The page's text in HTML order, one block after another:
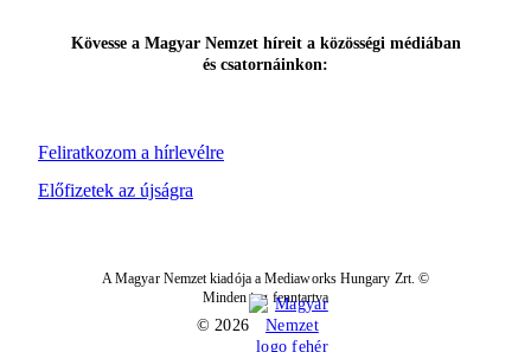
Feliratkozom a hírlevélre
Kövesse a Magyar Nemzet híreit a közösségi médiában
és csatornáinkon:
Előfizetek az újságra
A Magyar Nemzet kiadója a Mediaworks Hungary Zrt. ©
Minden jog fenntartva
© 2026